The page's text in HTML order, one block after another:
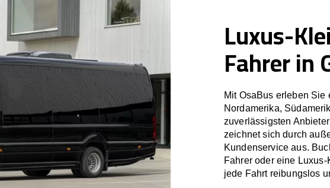
Luxus-
Fahrer in
Mit OsaBus erleben
Nordamerika,
zuverlässigsten
zeichnet sich durch
Kundenservice aus.
Fahrer oder eine
jede Fahrt reibungslos